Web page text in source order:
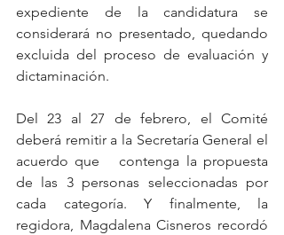
expediente de la candidatura se
considerará no presentado, quedando
excluida del proceso de evaluación y
dictaminación.
Del 23 al 27 de febrero, el Comité
deberá remitir a la Secretaría General el
acuerdo que   contenga la propuesta
de las 3 personas seleccionadas por
cada categoría. Y finalmente, la
regidora, Magdalena Cisneros recordó